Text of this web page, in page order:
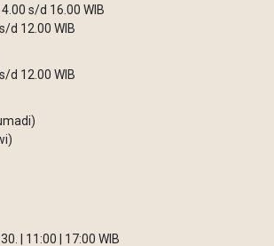
s/d 16.00 WIB
d 12.00 WIB
d 12.00 WIB
| 11:00 | 17:00 WIB